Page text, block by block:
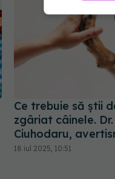
Ce trebuie să știi
zgâriat câinele.
Ciuhodaru,
18 iul 2025, 10:51